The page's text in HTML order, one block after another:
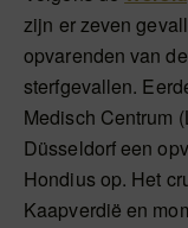
zijn er zeven
opvarenden van
sterfgevallen.
Medisch Centrum
Düsseldorf een
Hondius op. Het
Kaapverdië en